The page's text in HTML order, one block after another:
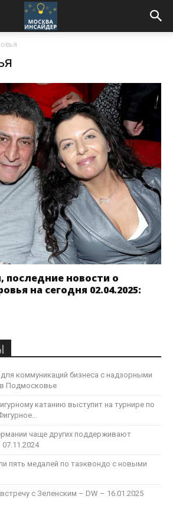
последние новости о
на сегодня 02.04.2025:
коммуникаций бизнеса с надзорными
в Подмосковье
катанию выступит на турнире по
чаще других поддерживают
пять медалей по таэквондо с новыми
с Зеленским – DW – 16.01.2025